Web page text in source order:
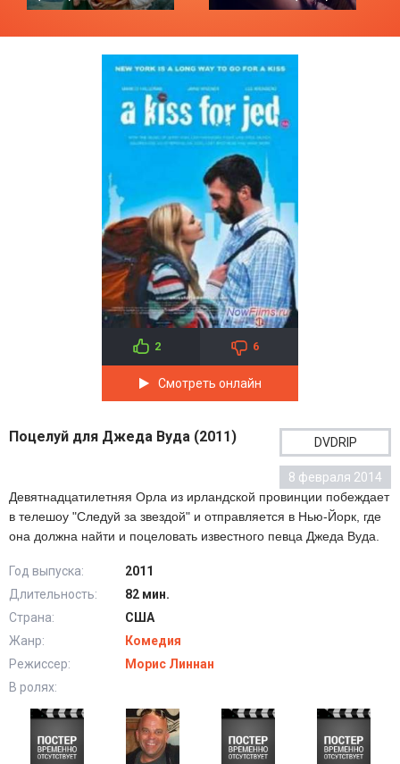
2 6
Смотреть онлайн
Поцелуй для Джеда Вуда (2011) DVDRIP
8 февраля 2014
Девятнадцатилетняя Орла из ирландской провинции побеждает
в телешоу "Следуй за звездой" и отправляется в Нью-Йорк, где
она должна найти и поцеловать известного певца Джеда Вуда.
Год выпуска:
2011
Длительность:
82 мин.
Страна:
США
Жанр:
Комедия
Режиссер:
Морис Линнан
В ролях: